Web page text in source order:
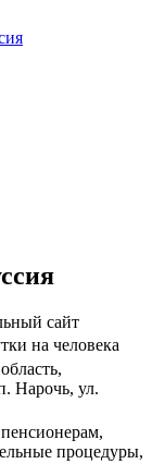
на человека
Нарочь, ул.
процедуры,